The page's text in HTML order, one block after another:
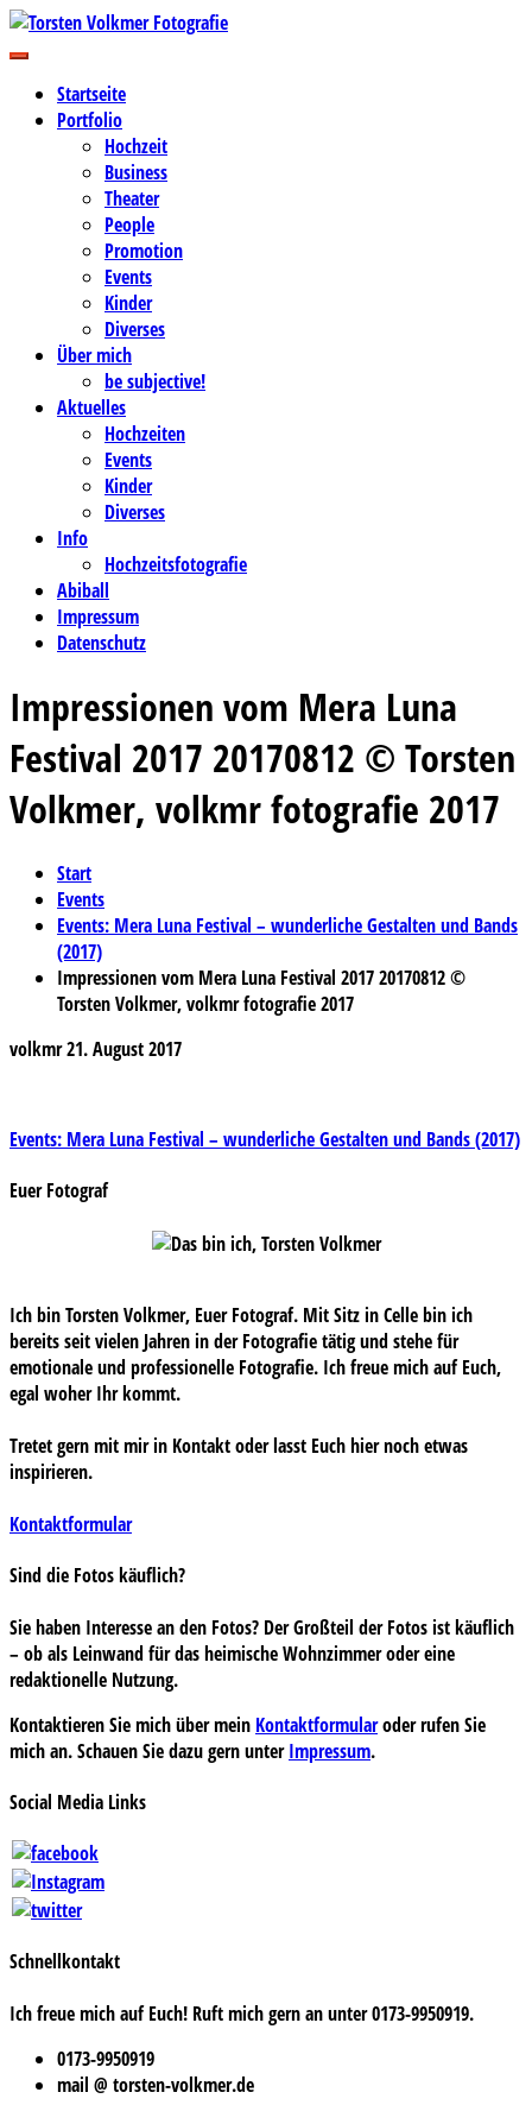
Zum
Inhalt
Torsten Volkmer Fotografie
Business-, Portrait- und Hochzeitsfotografie
Startseite
Portfolio
Hochzeit
Business
Theater
People
Promotion
Events
Kinder
Diverses
Über mich
be subjective!
Aktuelles
Hochzeiten
Events
Kinder
Diverses
Info
Hochzeitsfotografie
Abiball
Impressum
Datenschutz
Impressionen vom Mera Luna
Festival 2017 20170812 © Torsten
Volkmer, volkmr fotografie 2017
Start
Events
Events: Mera Luna Festival – wunderliche Gestalten und Bands
(2017)
Impressionen vom Mera Luna Festival 2017 20170812 ©
Torsten Volkmer, volkmr fotografie 2017
volkmr21. August 2017
Beitragsnavigation
Events: Mera Luna Festival – wunderliche Gestalten und Bands (2017)
Euer Fotograf
Ich bin Torsten Volkmer, Euer Fotograf. Mit Sitz in Celle bin ich
bereits seit vielen Jahren in der Fotografie tätig und stehe für
emotionale und professionelle Fotografie. Ich freue mich auf Euch,
egal woher Ihr kommt.
Tretet gern mit mir in Kontakt oder lasst Euch hier noch etwas
inspirieren.
Kontaktformular
Sind die Fotos käuflich?
Sie haben Interesse an den Fotos? Der Großteil der Fotos ist käuflich
– ob als Leinwand für das heimische Wohnzimmer oder eine
redaktionelle Nutzung.
Kontaktieren Sie mich über mein Kontaktformularoder rufen Sie
mich an. Schauen Sie dazu gern unterImpressum.
Social Media Links
Schnellkontakt
Ich freue mich auf Euch! Ruft mich gern an unter 0173-9950919.
0173-9950919
mail @ torsten-volkmer.de